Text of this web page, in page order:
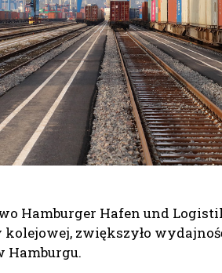
Hamburger Hafen und
zwiększyło
Hamburgu.